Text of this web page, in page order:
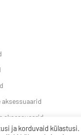
aksessuaarid
aksessuaarid
ja korduvaid külastusi.